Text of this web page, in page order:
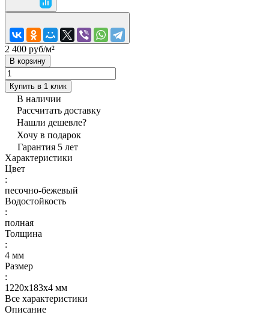
2 400 руб/м²
В корзину
Купить в 1 клик
В наличии
Рассчитать доставку
Нашли дешевле?
Хочу в подарок
Гарантия 5 лет
Характеристики
Цвет
:
песочно-бежевый
Водостойкость
:
полная
Толщина
:
4 мм
Размер
:
1220х183х4 мм
Все характеристики
Описание